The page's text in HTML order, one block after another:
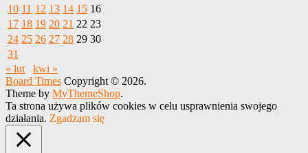
10 11 12 13 14 15 16
17 18 19 20 21 22 23
24 25 26 27 28 29 30
31
« lut
kwi »
Board Times Copyright © 2026.
Theme by MyThemeShop.
Ta strona używa plików cookies w celu usprawnienia swojego
działania. Zgadzam się